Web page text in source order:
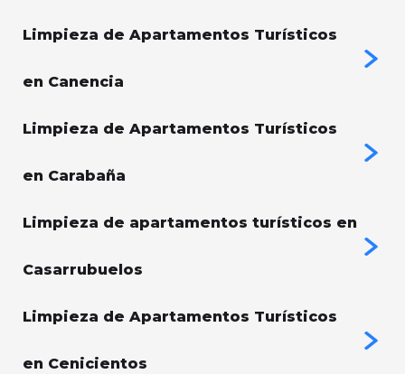
Limpieza de Apartamentos Turísticos
en Canencia
Limpieza de Apartamentos Turísticos
en Carabaña
Limpieza de apartamentos turísticos en
Casarrubuelos
Limpieza de Apartamentos Turísticos
en Cenicientos